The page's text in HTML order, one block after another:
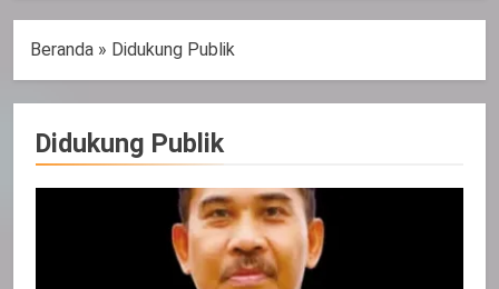
Beranda » Didukung Publik
Didukung Publik